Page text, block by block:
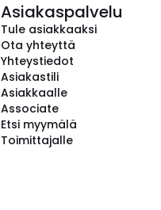
Asiakaspalvelu
Tule asiakkaaksi
Ota yhteyttä
Yhteystiedot
Asiakastili
Asiakkaalle
Associate
Etsi myymälä
Toimittajalle